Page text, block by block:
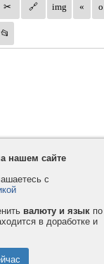
и Cookie
нашем сайте
с
валюту и язык по
в доработке и